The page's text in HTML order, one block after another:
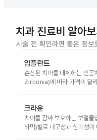
치과 진료비 알아
시술 전 확인하면 좋은 정보
임플란트
손상된 치아를 대체하는 인공
Zirconia)에 따라 가격이 달
크라운
치아를 감싸 보호하는 보철
라믹)별로 내구성과 심미성이